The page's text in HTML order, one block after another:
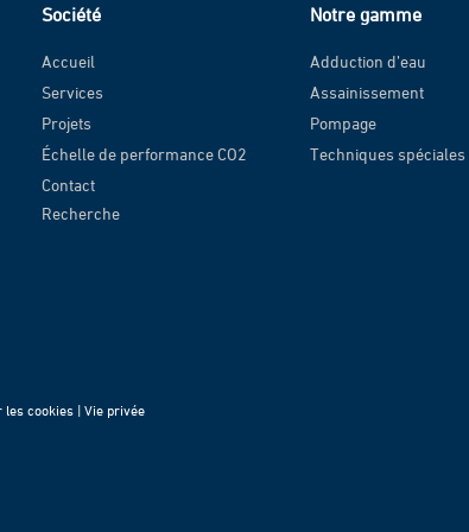
Société
Accueil
Services
Projets
Échelle de performance CO2
Contact
Recherche
Notre gamme
Adduction d’eau
Assainissement
Pompage
Techniques spéciales
les cookies | Vie privée